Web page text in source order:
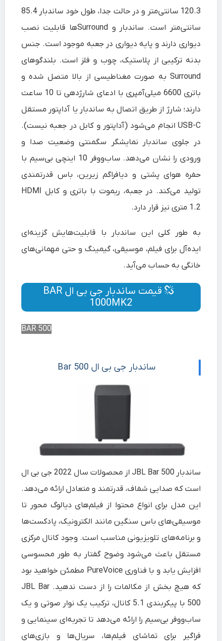
120.3 سانتی‌متر و در حالت جدا، طول خود ساندبار 85.4
سانتی‌متر است. ساندبار و Surroundها قابلیت نصب
دیواری دارند و پایه دیواری در جعبه موجود است. جنس
بدنه ترکیبی از پلاستیک، چوب و فلز است. بلندگوهای
Surround به‌ صورت مغناطیسی از بالا متصل شده و
باتری 6600 میلی‌آمپری با ادعای شارژدهی تا 10 ساعت
دارند؛ شارژ از طریق اتصال به ساندبار یا آداپتور مستقل
USB-C انجام می‌شود (آداپتور و کابل در جعبه نیست).
در جلوی ساندبار نمایشگر سگمنتی وضعیت صدا و
ورودی را نشان می‌دهد. ساب‌ووفر 10 اینچی بی‌سیم با
حفره هوای پشتی و دیافراگم زیرین، باس قدرتمندی
تولید می‌کند. در جعبه، ریموت با باتری و کابل HDMI
1.2 متری نیز قرار دارد.
به طور کلی این ساندبار با قابلیت‌هایش گزینه‌ای
ایده‌آل برای فیلم، موسیقی، گیمینگ و حتی مهمانی‌های
خانگی به حساب می‌آید.
قیمت ساندبار جی بی ال BAR
1000MK2
BAR 500
ساندبار جی بی ال Bar 500
ساندبار JBL Bar 500 از محصولات سال 2022 جی‌ بی‌ ال
است که صدایی شفاف، قدرتمند و متعادل ارائه می‌دهد.
این مدل برای انواع محتوا از فیلم‌های دیالوگ‌ محور تا
موسیقی‌های باس‌ سنگین مانند الکترونیک، پادکست‌ها
و برنامه‌های تلویزیونی مناسب است. وجود کانال مرکزی
مستقل باعث می‌شود وضوح گفتار به‌ طور محسوسی
افزایش یابد و با فناوری PureVoice مطمئن خواهید بود
که هیچ بخش از مکالمات را از دست ندهید. JBL Bar
500 با پیکربندی 5.1 کانال، ترکیب یک نوار صوتی و یک
ساب‌ووفر بی‌سیم را ارائه می‌دهد تا تجربه‌ای سینمایی و
فراگیر برای تماشای فیلم‌ها، سریال‌ها و بازی‌های